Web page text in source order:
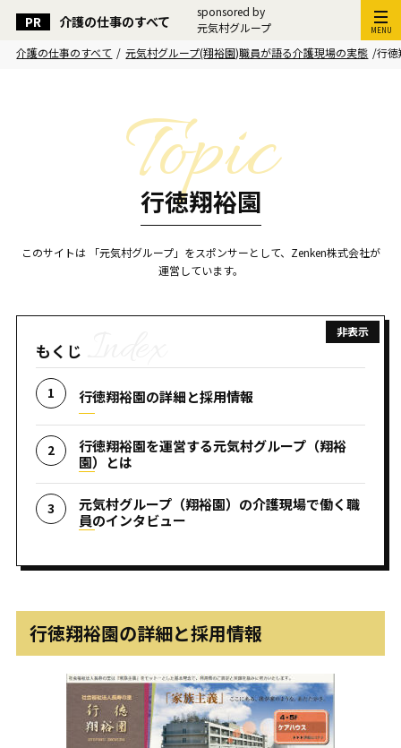
介護の仕事のすべて
sponsored by
元気村グループ
MENU
介護の仕事のすべて / 元気村グループ(翔裕園)職員が語る介護現場の実態 /行
行徳翔裕園
このサイトは 「元気村グループ」をスポンサーとして、Zenken株式会社が
運営しています。
もくじ
行徳翔裕園の詳細と採用情報
行徳翔裕園を運営する元気村グループ（翔裕
園）とは
元気村グループ（翔裕園）の介護現場で働く職
員のインタビュー
行徳翔裕園の詳細と採用情報